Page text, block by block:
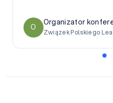
Z
Zofia Chołody
Klub Kobiet